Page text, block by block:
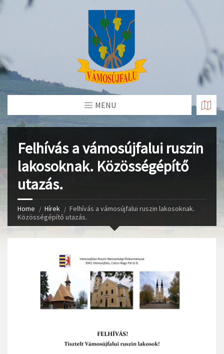
Skip
MENU
Felhívás a vámosújfalui ruszin
lakosoknak. Közösségépítő
utazás.
Home Hírek
Felhívás a vámosújfalui ruszin lakosoknak.
Közösségépítő utazás.